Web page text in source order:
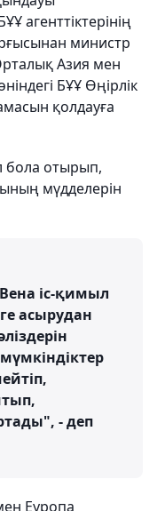
агенттіктерінің
министр
Азия мен
БҰҰ Өңірлік
қолдауға
бола отырып,
мүдделерін
іс-қимыл
асырудан
- деп
Еуропа